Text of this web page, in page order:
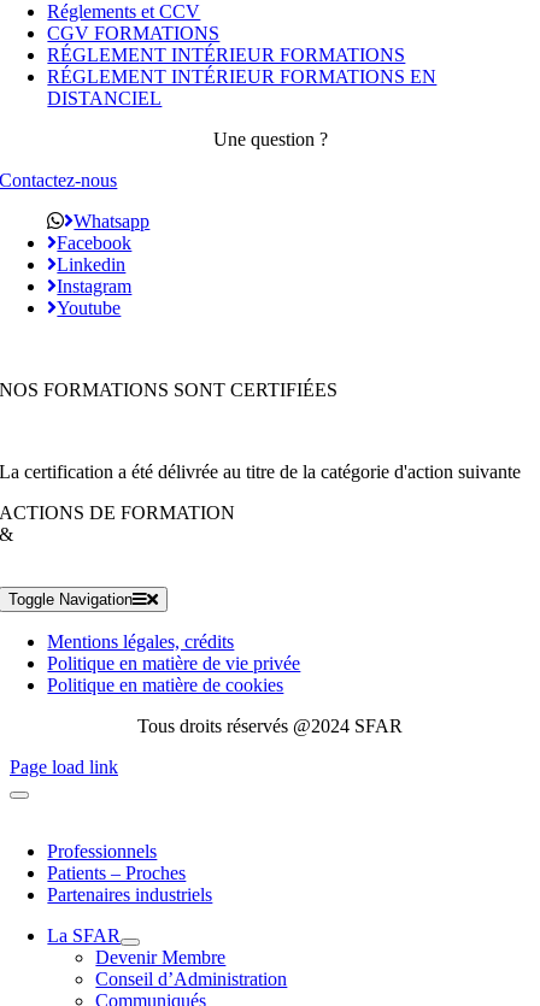
Réglements et CCV
CGV FORMATIONS
RÉGLEMENT INTÉRIEUR FORMATIONS
RÉGLEMENT INTÉRIEUR FORMATIONS EN
DISTANCIEL
Une question ?
Contactez-nous
Whatsapp
Facebook
Linkedin
Instagram
Youtube
NOS FORMATIONS SONT CERTIFIÉES
La certification a été délivrée au titre de la catégorie d'action suivante
ACTIONS DE FORMATION
&
Toggle Navigation
Mentions légales, crédits
Politique en matière de vie privée
Politique en matière de cookies
Tous droits réservés @2024 SFAR
Page load link
Professionnels
Patients – Proches
Partenaires industriels
La SFAR
Devenir Membre
Conseil d’Administration
Communiqués